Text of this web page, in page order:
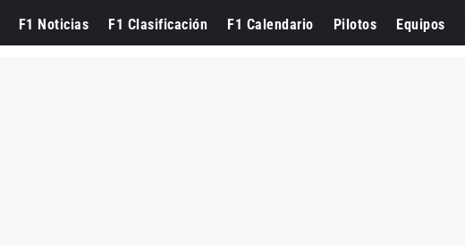
F1 Noticias F1 Clasificación F1 Calendario Pilotos Equipos